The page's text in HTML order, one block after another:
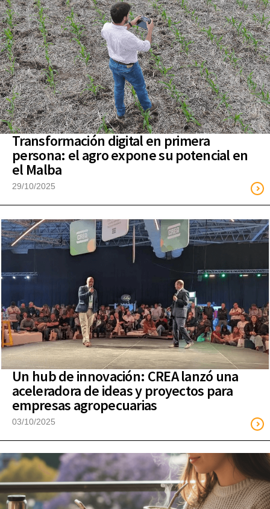
Transformación digital en primera
persona: el agro expone su potencial en
el Malba
29/10/2025
Un hub de innovación: CREA lanzó una
aceleradora de ideas y proyectos para
empresas agropecuarias
03/10/2025